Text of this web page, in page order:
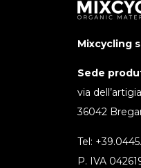
Mixcycling
Sede
via
36042
Tel:
P. IVA